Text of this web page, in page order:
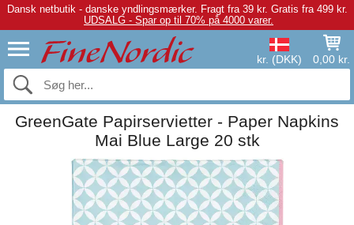
Dansk netbutik - danske yndlingsmærker. Fragt fra 39 kr. Gratis fra 499 kr.
UDSALG - Spar op til 70% på 4000 varer.
kr. (DKK) 0,00 kr.
GreenGate Papirservietter - Paper Napkins
Mai Blue Large 20 stk